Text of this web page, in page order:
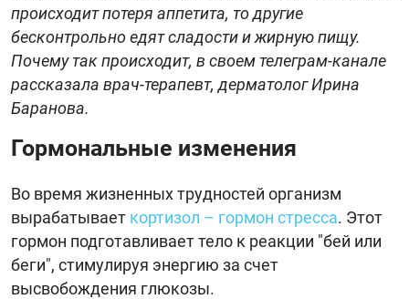
происходит потеря аппетита, то другие
бесконтрольно едят сладости и жирную пищу.
Почему так происходит, в своем телеграм-канале
рассказала врач-терапевт, дерматолог Ирина
Баранова.
Гормональные изменения
Во время жизненных трудностей организм
вырабатывает кортизол – гормон стресса. Этот
гормон подготавливает тело к реакции "бей или
беги", стимулируя энергию за счет
высвобождения глюкозы.